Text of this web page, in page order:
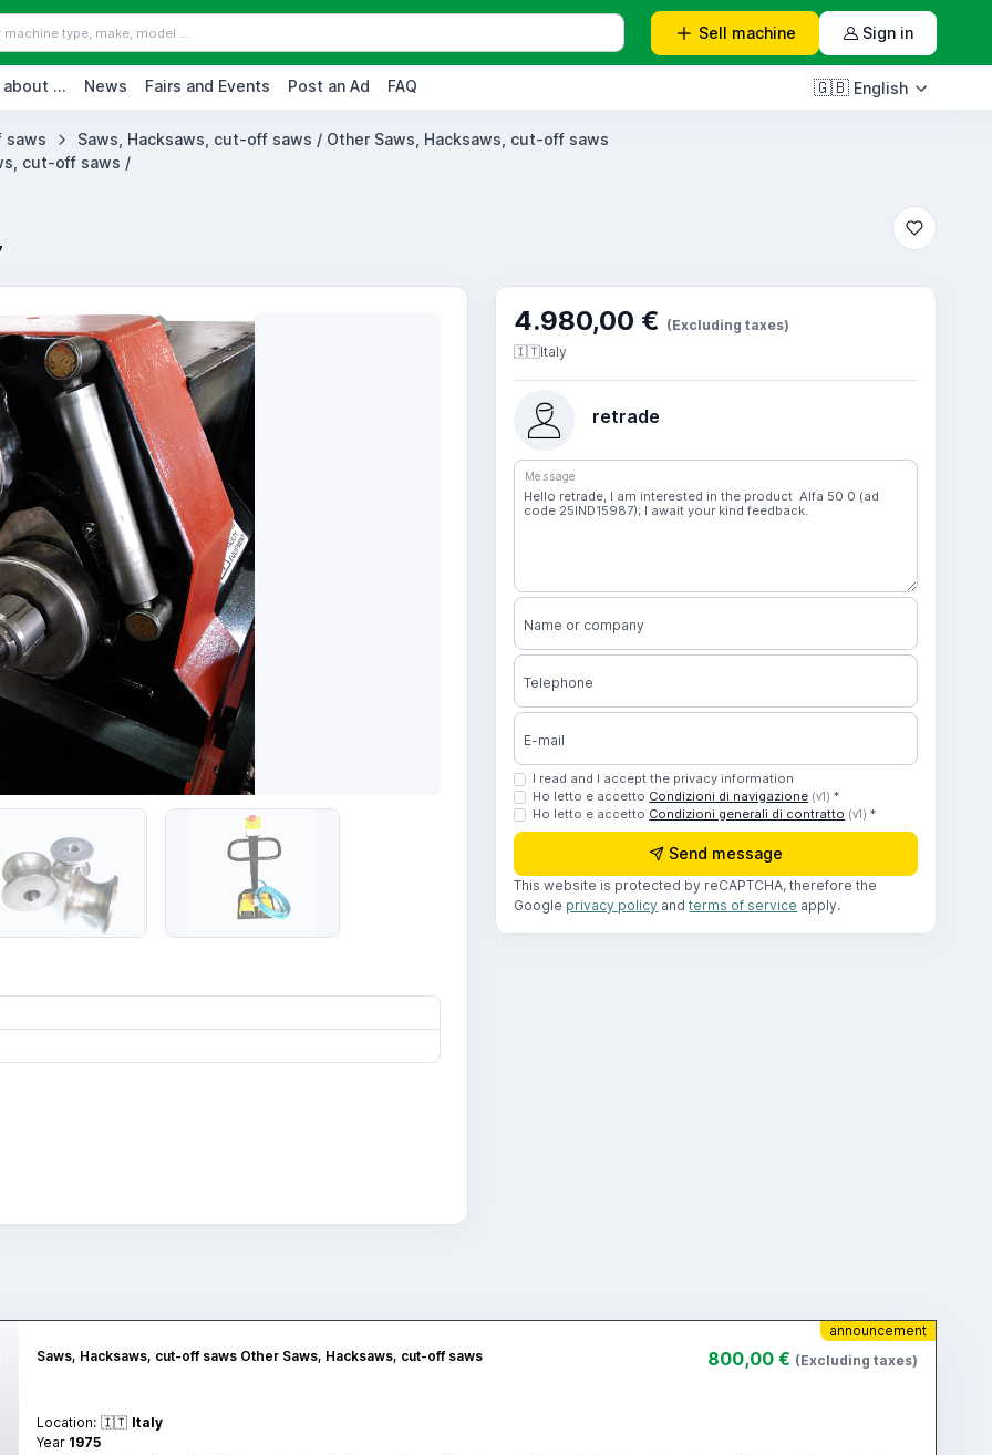
Sell machine Sign in
about ... News Fairs and Events Post an Ad FAQ 🇬🇧 English
saws
Saws, Hacksaws, cut-off saws / Other Saws, Hacksaws, cut-off saws
cut-off saws /
4.980,00 € (Excluding taxes)
🇮🇹Italy
retrade
Message
Name or company
Telephone
E-mail
I read and I accept the privacy information
Ho letto e accetto Condizioni di navigazione (v1) *
Ho letto e accetto Condizioni generali di contratto (v1) *
Send message
This website is protected by reCAPTCHA, therefore the
Google privacy policy andterms of service apply.
announcement
Saws, Hacksaws, cut-off saws Other Saws, Hacksaws, cut-off saws
800,00 € (Excluding taxes)
Location: 🇮🇹 Italy
Year 1975